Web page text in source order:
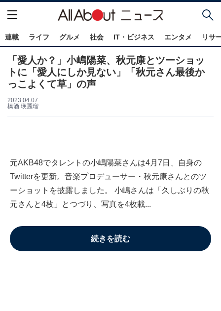
連載 ライフ グルメ 社会 IT・ビジネス エンタメ リサ
「愛人か？」小嶋陽菜、秋元康とツーショッ
トに「愛人にしか見ない」「秋元さん最後か
っこよくて草」の声
2023.04.07
橋酒 瑛麗瑠
元AKB48でタレントの小嶋陽菜さんは4月7日、自身の
Twitterを更新。音楽プロデューサー・秋元康さんとのツ
ーショットを披露しました。 小嶋さんは「久しぶりの秋
元さんと4枚」とつづり、写真を4枚載...
続きを読む